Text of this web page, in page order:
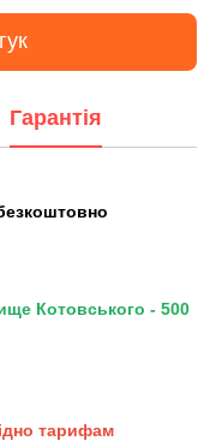
Гарантія
Котовського - 500
тарифам